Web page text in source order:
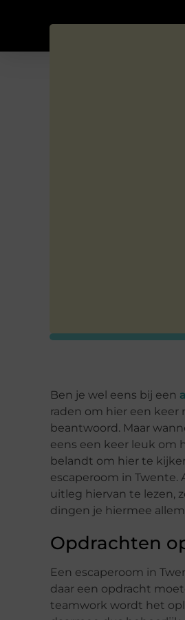
Ben je wel eens bij een
raden om hier een keer
beantwoord. Maar
eens een keer leuk om
belandt om hier te
escaperoom in
uitleg hiervan te lezen,
dingen je hiermee
Opdrachten
Een escaperoom in
daar een opdracht
teamwork wordt het